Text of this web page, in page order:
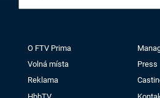
O FTV Prima
Volná místa
Press
Reklama